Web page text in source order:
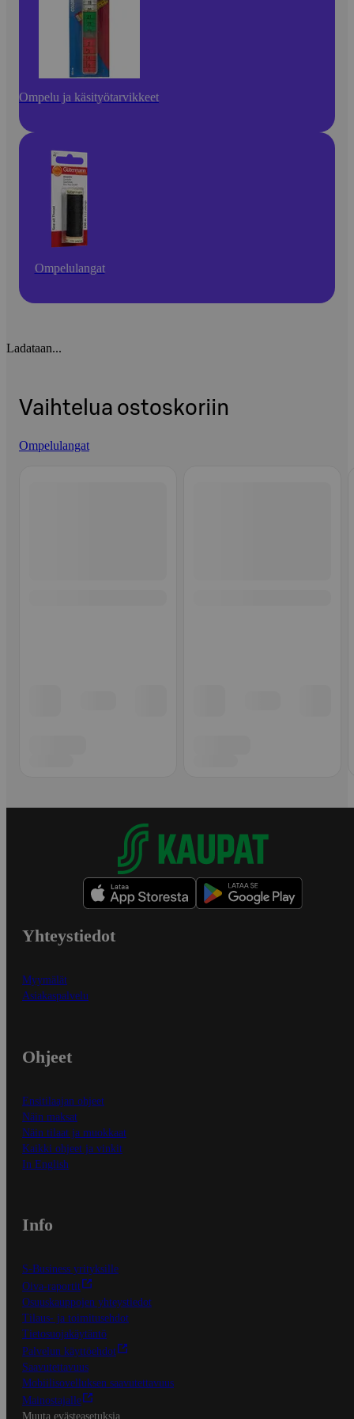
Ompelu ja käsityötarvikkeet
Ompelulangat
Ladataan...
Vaihtelua ostoskoriin
Ompelulangat
Yhteystiedot
Myymälät
Asiakaspalvelu
Ohjeet
Ensitilaajan ohjeet
Näin maksat
Näin tilaat ja muokkaat
Kaikki ohjeet ja vinkit
In English
Info
S-Business yrityksille
Oiva-raportit
Osuuskauppojen yhteystiedot
Tilaus- ja toimitusehdot
Tietosuojakäytäntö
Palvelun käyttöehdot
Saavutettavuus
Mobiilisovelluksen saavutettavuus
Mainostajalle
Muuta evästeasetuksia